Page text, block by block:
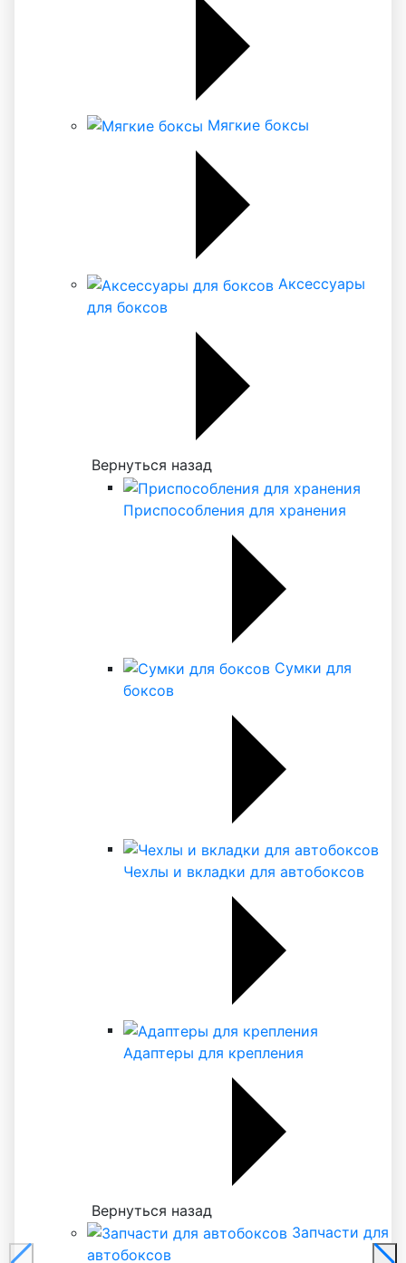
Мягкие боксы
Аксессуары
для боксов
Вернуться назад
Приспособления для хранения
Сумки для
боксов
Чехлы и вкладки для автобоксов
Адаптеры для крепления
Вернуться назад
Запчасти для
автобоксов